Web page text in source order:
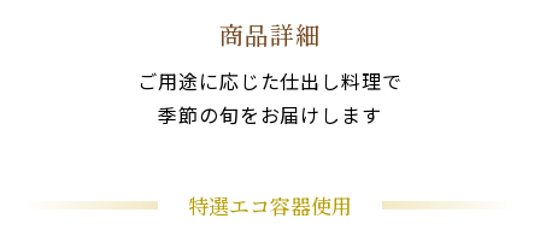
商品詳細
ご用途に応じた仕出し料理で
季節の旬をお届けします
特選エコ容器使用